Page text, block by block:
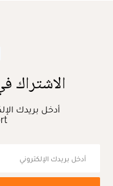
الاشتراك
أدخل بريدك